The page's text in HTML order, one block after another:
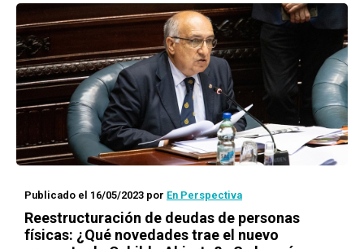
Publicado el 16/05/2023 por En Perspectiva
Reestructuración de deudas de personas
físicas: ¿Qué novedades trae el nuevo